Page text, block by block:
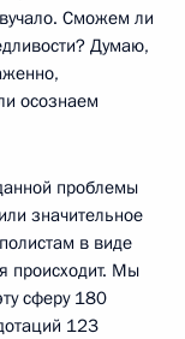
Сможем ли
Думаю,
осознаем
проблемы
значительное
в виде
происходит. Мы
сферу 180
123